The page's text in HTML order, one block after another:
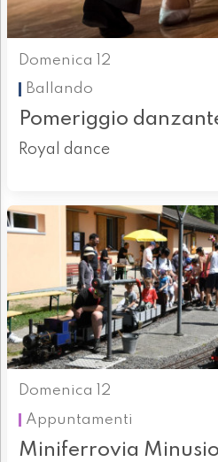
Domenica 12
Ballando
Pomeriggio
Royal dance
Domenica 12
Appuntamenti
Miniferrovia